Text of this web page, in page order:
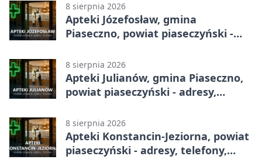
8 sierpnia 2026
Apteki Józefosław, gmina
Piaseczno, powiat piaseczyński -
8 sierpnia 2026
Apteki Julianów, gmina Piaseczno,
powiat piaseczyński - adresy,
8 sierpnia 2026
Apteki Konstancin-Jeziorna, powiat
piaseczyński - adresy, telefony,